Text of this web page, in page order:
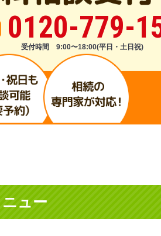
0120-779-
受付時間 9:00〜18:00(平日・土日祝)
ュー